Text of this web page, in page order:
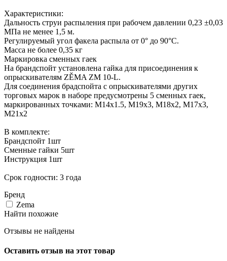
Характеристики:
Дальность струи распыления при рабочем давлении 0,23 ±0,03
МПа не менее 1,5 м.
Регулируемый угол факела распыла от 0° до 90°C.
Масса не более 0,35 кг
Маркировка сменных гаек
На брандспойт установлена гайка для присоединения к
опрыскивателям ZĚMA ZM 10-L.
Для соединения брадспойта с опрыскивателями других
торговых марок в наборе предусмотрены 5 сменных гаек,
маркированных точками: М14х1.5, М19х3, М18х2, М17х3,
М21х2
В комплекте:
Брандспойт 1шт
Сменные гайки 5шт
Инструкция 1шт
Срок годности: 3 года
Бренд
Zema
Найти похожие
Отзывы не найдены
Оставить отзыв на этот товар